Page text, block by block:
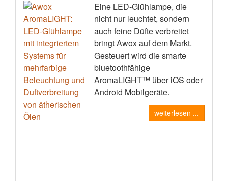
Eine LED-Glühlampe, die
nicht nur leuchtet, sondern
auch feine Düfte verbreitet
bringt Awox auf dem Markt.
Gesteuert wird die smarte
bluetoothfähige
AromaLIGHT™ über iOS oder
Android Mobilgeräte.
weiterlesen ...